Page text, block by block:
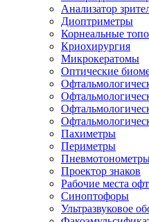
Анализатор
Диоптриметры
Корнеальные
Криохирургия
Микрокератомы
Оптические
Пахиметры
Периметры
Проектор знаков
Рабочие места
Синоптофоры
Ультразвуковое